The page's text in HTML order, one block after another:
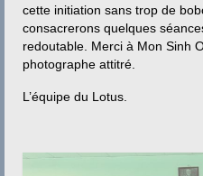
Contact
cette initiation sans trop de
consacrerons quelques
redoutable. Merci à Mon Sinh
photographe attitré.
L’équipe du Lotus.